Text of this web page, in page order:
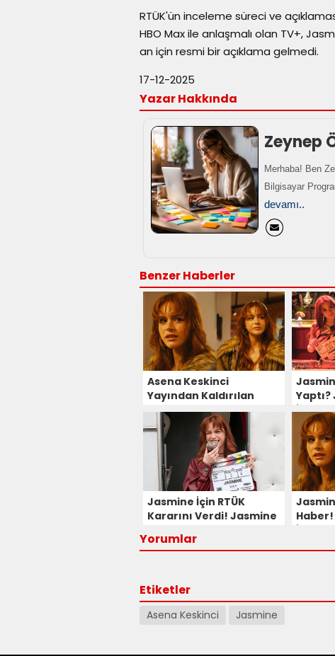
RTÜK'ün inceleme süreci ve
HBO Max ile anlaşmalı olan TV+,
an için resmi bir açıklama gelmedi.
17-12-2025
Yazar Hakkında
Zeynep
Merhaba! Ben
Bilgisayar
devamı..
Benzer Haberler
Asena Keskinci
Yayından Kaldırılan
Jasmine Dizisi Hakkında
İlk Kez Konuştu!
İkinci
Jasmine İçin RTÜK
Kararını Verdi! Jasmine
Mı?
Haber!
Yorumlar
Etiketler
Asena Keskinci Jasmine